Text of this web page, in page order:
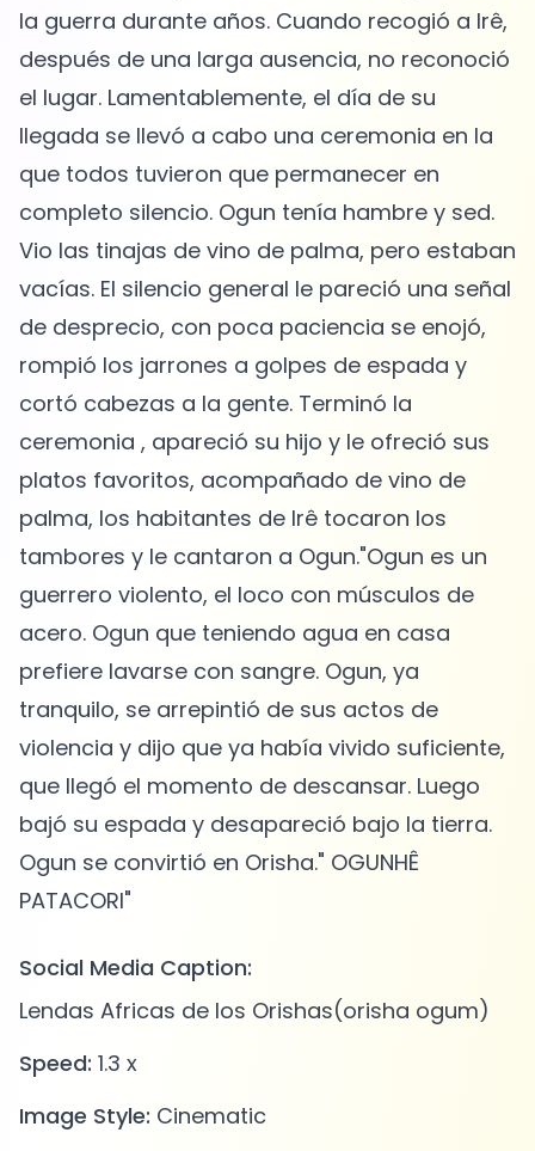
la guerra durante años. Cuando recogió a Irê,
después de una larga ausencia, no reconoció
el lugar. Lamentablemente, el día de su
llegada se llevó a cabo una ceremonia en la
que todos tuvieron que permanecer en
completo silencio. Ogun tenía hambre y sed.
Vio las tinajas de vino de palma, pero estaban
vacías. El silencio general le pareció una señal
de desprecio, con poca paciencia se enojó,
rompió los jarrones a golpes de espada y
cortó cabezas a la gente. Terminó la
ceremonia , apareció su hijo y le ofreció sus
platos favoritos, acompañado de vino de
palma, los habitantes de Irê tocaron los
tambores y le cantaron a Ogun."Ogun es un
guerrero violento, el loco con músculos de
acero. Ogun que teniendo agua en casa
prefiere lavarse con sangre. Ogun, ya
tranquilo, se arrepintió de sus actos de
violencia y dijo que ya había vivido suficiente,
que llegó el momento de descansar. Luego
bajó su espada y desapareció bajo la tierra.
Ogun se convirtió en Orisha." OGUNHÊ
Social Media Caption:
Lendas Africas de los Orishas(orisha ogum)
Speed: 1.3 x
Image Style: Cinematic